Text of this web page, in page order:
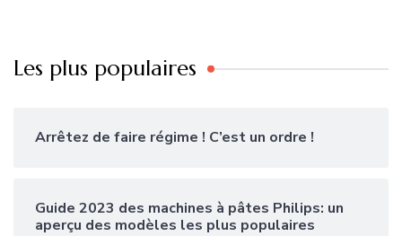
Les plus populaires
Arrêtez de faire régime ! C’est un ordre !
Guide 2023 des machines à pâtes Philips: un
aperçu des modèles les plus populaires